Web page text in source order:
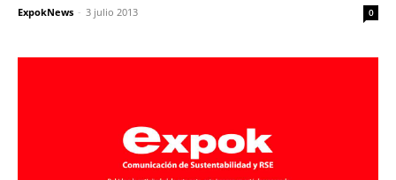
ExpokNews - 3 julio 2013 0